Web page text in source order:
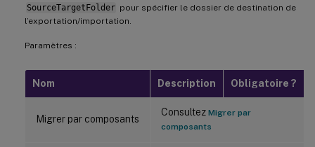
SourceTargetFolder pour spécifier le dossier de destination de
l’exportation/importation.
Paramètres :
Nom Description Obligatoire ?
Migrer par composants
Consultez Migrer par
composants